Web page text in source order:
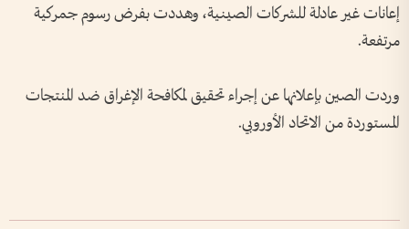
إعانات غير عادلة للشركات الصينية، وهددت بفرض رسوم جمركية
مرتفعة.
وردت الصين بإعلانها عن إجراء تحقيق لمكافحة الإغراق ضد المنتجات
المستوردة من الاتحاد الأوروبي.